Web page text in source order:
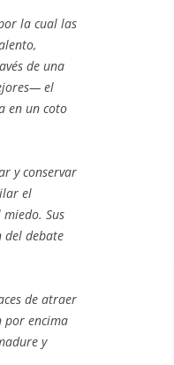
la cual las
de una
el
en un coto
y conservar
el
Sus
del debate
de atraer
por encima
y